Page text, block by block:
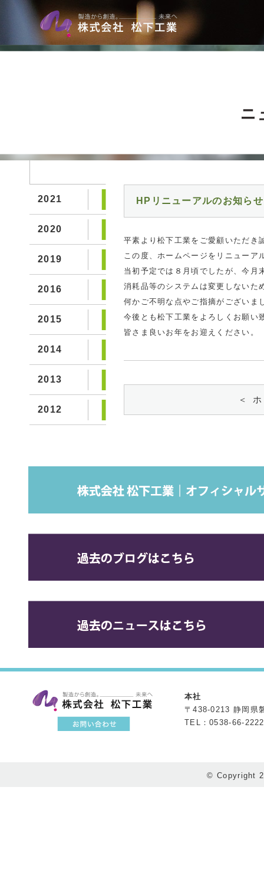
2021
2020
2019
2016
2015
2014
2013
2012
HPリニューアルのお知らせ
平素より松下工業をご愛顧いただき
この度、ホームページをリニューア
当初予定では８月頃でしたが、今月
消耗品等のシステムは変更しないた
何かご不明な点やご指摘がございま
今後とも松下工業をよろしくお願い
皆さま良いお年をお迎えください。
＜
本社
〒438-0213 静岡県
TEL：0538-66-
© Copyright